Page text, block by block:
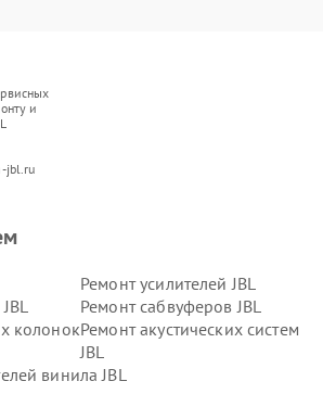
и
jbl.ru
Ремонт усилителей JBL
Ремонт сабвуферов JBL
колонокРемонт акустических систем
JBL
винила JBL